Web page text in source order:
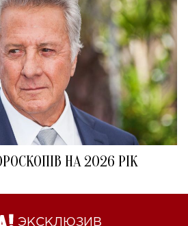
НА 2026 РІК
ЭКСКЛЮЗИВ